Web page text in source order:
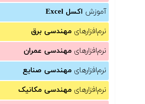
آموزش اکسل Excel
نرم‌افزارهای مهندسی برق
نرم‌افزارهای مهندسی عمران
نرم‌افزارهای مهندسی صنایع
نرم‌افزارهای مهندسی مکانیک